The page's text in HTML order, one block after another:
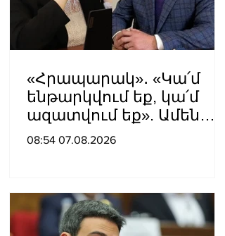
«Հրապարակ»․ «Կա՛մ
ենթարկվում եք, կա՛մ
ազատվում եք». Ամեն
մեկն իր համակարգում
08:54 07.08.2026